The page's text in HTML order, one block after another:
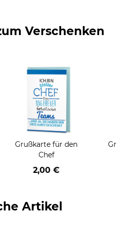
Verschenken
Grußkarte für den
Chef
2,00 €
Artikel